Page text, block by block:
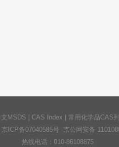
文MSDS CAS Index 常用化学品CAS
京ICP备07040585号 京公网安备
热线电话：010-86108875